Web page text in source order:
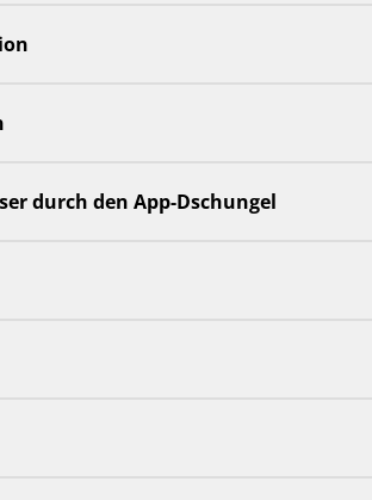
durch den App-Dschungel